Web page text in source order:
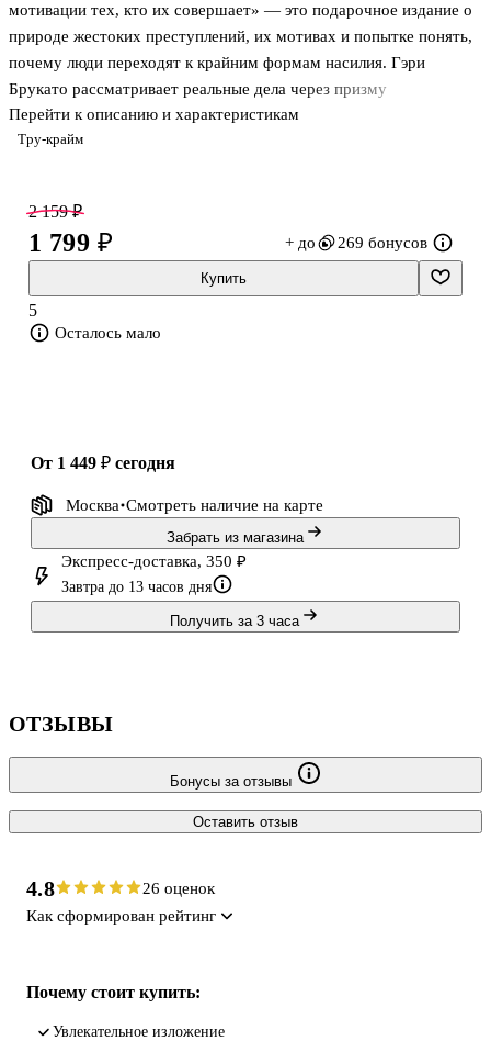
Тру-крайм
мотивации тех, кто их совершает» — это подарочное издание о
природе жестоких преступлений, их мотивах и попытке понять,
почему люди переходят к крайним формам насилия. Гэри
Брукато рассматривает реальные дела через призму
криминологии и судебной психиатрии, без сенсационности и
романтизации преступников. Книга подойдёт тем, кто хочет
прочитать подборку шокирующих историй.
В центре внимания — шкала из 22 градаций зла, которую автор
использует для анализа убийств и других тяжких
насильственных преступлений. Она охватывае
Перейти к описанию и характеристикам
2 159 ₽
1 799 ₽ + до 269 бонусов
Купить
5
Осталось мало
от 1 449 ₽ сегодня
Москва Смотреть наличие на карте
Забрать из магазина
Экспресс-доставка, 350 ₽
Завтра до 13 часов дня
Получить за 3 часа
ОТЗЫВЫ
Бонусы за отзывы
Оставить отзыв
4.8
26 оценок
Как сформирован рейтинг
Почему стоит купить:
увлекательное изложение